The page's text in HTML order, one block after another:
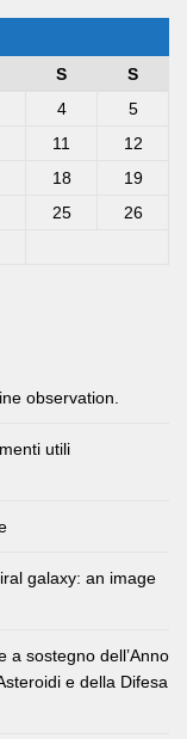
S
S
4
5
11
12
18
19
25
26
observation.
utili
galaxy: an image
a sostegno dell’Anno
e della Difesa